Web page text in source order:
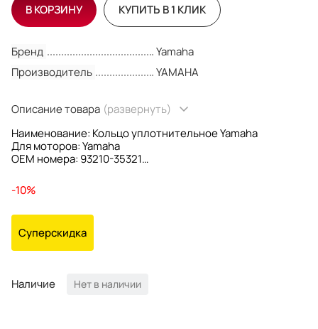
Бренд
Yamaha
Производитель
YAMAHA
Описание товара (развернуть)
Наименование: Кольцо уплотнительное Yamaha
Для моторов: Yamaha
OEM номера: 93210-35321
-10%
Суперскидка
Наличие Нет в наличии
В КОРЗИНУ КУПИТЬ В 1 КЛИК